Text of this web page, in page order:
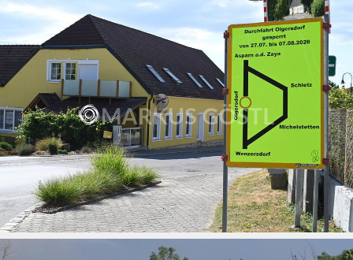
Sockelsanierung Kirche Gnadendorf durch Baufirma
22.07.2026
Ankündigung Straßensperre Olgersdorf 22.07.2026